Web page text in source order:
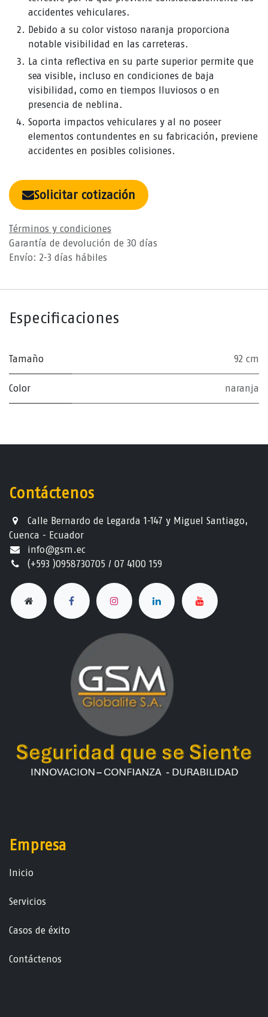
accidentes vehiculares.
Debido a su color vistoso naranja proporciona
notable visibilidad en las carreteras.
La cinta reflectiva en su parte superior permite que
sea visible, incluso en condiciones de baja
visibilidad, como en tiempos lluviosos o en
presencia de neblina.
Soporta impactos vehiculares y al no poseer
elementos contundentes en su fabricación, previene
accidentes en posibles colisiones.
Solicitar cotización
Términos y condiciones
Garantía de devolución de 30 días
Envío: 2-3 días hábiles
Especificaciones
Tamaño 92 cm
Color naranja
Contáctenos
Calle Bernardo de Legarda 1-147 y Miguel Santiago,
Cuenca - Ecuador
info@gsm.ec​
(+593 )0958730705 / 07 4100 159
Empresa
Ini​ci​o
Servicios
Casos de éxito
Contáctenos